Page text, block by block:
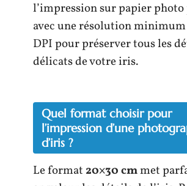
l’impression sur papier
avec une résolution
DPI pour préserver tous les
délicats de votre iris.
Quel format choisir pour
l’impression d’une
d’iris ?
Le format 20×30 cmmet